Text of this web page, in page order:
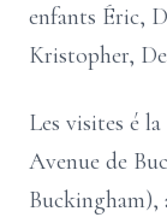
enfants Éric,
Kristopher,
Les visites é
Avenue de
Buckingham),